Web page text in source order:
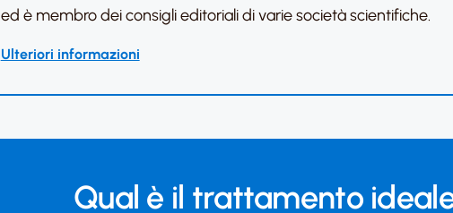
ed è membro dei consigli editoriali di varie società scientifiche.
Ulteriori informazioni
Qual è il trattamento